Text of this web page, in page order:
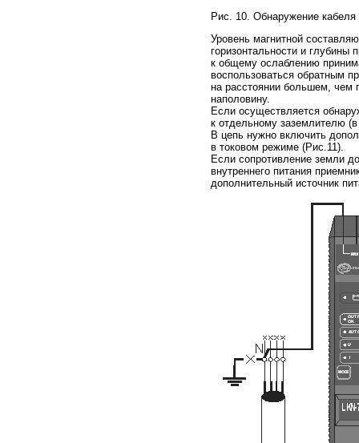
Рис. 10. Обнаружение
Уровень магнитной
горизонтальности и глубины
к общему ослаблению
воспользоваться обратным
на расстоянии большем, чем
наполовину.
Если осуществляется
к отдельному заземлителю
В цепь нужно включить
в токовом режиме (Рис.11).
Если сопротивление земли
внутреннего питания
дополнительный источник